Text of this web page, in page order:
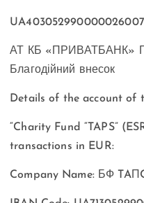
АТ КБ «ПРИВАТБАНК»
Благодійний внесок
Details of the account of
“Charity Fund “TAPS”
transactions in EUR:
Company Name: БФ